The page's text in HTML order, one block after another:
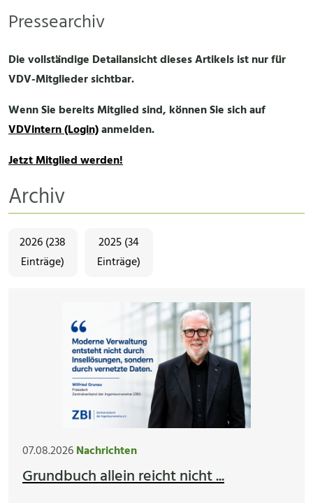
Pressearchiv
Die vollständige Detailansicht dieses Artikels ist nur für
VDV-Mitglieder sichtbar.
Wenn Sie bereits Mitglied sind, können Sie sich auf
VDVintern (Login)anmelden.
Jetzt Mitglied werden!
Archiv
2026 (238
Einträge)
2025 (34
Einträge)
07.08.2026Nachrichten
Grundbuch allein reicht nicht ...